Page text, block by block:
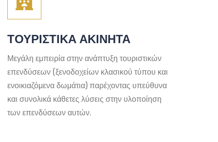
ΤΟΥΡΙΣΤΙΚΑ ΑΚΙΝΗΤΑ
Μεγάλη εμπειρία στην ανάπτυξη τουριστικών
επενδύσεων (ξενοδοχείων κλασικού τύπου και
ενοικιαζόμενα δωμάτια) παρέχοντας υπεύθυνα
και συνολικά κάθετες λύσεις στην υλοποίηση
των επενδύσεων αυτών.